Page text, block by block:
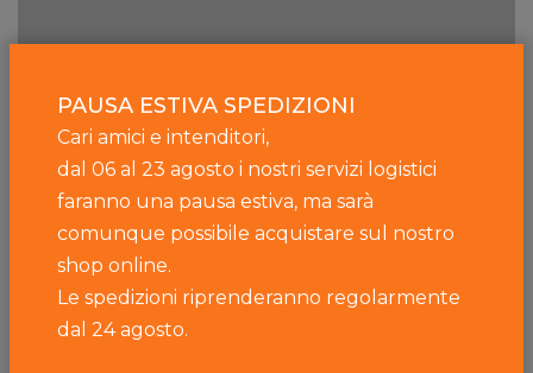
PAUSA ESTIVA SPEDIZIONI
Cari amici e intenditori,
dal 06 al 23 agosto i nostri servizi logistici
faranno una pausa estiva, ma sarà
comunque possibile acquistare sul nostro
shop online.
Le spedizioni riprenderanno regolarmente
dal 24 agosto.